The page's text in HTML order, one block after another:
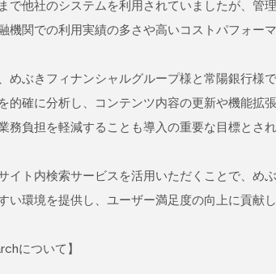
で他社のシステムを利用されていましたが、管
機関での利用実績の多さや高いコストパフォー
めぶきフィナンシャルグループ様と常陽銀行様
的確に分析し、コンテンツ内容の更新や機能拡
務負担を軽減することも導入の重要な目標とされ
イト内検索サービスを活用いただくことで、め
い環境を提供し、ユーザー満足度の向上に貢献し
について】